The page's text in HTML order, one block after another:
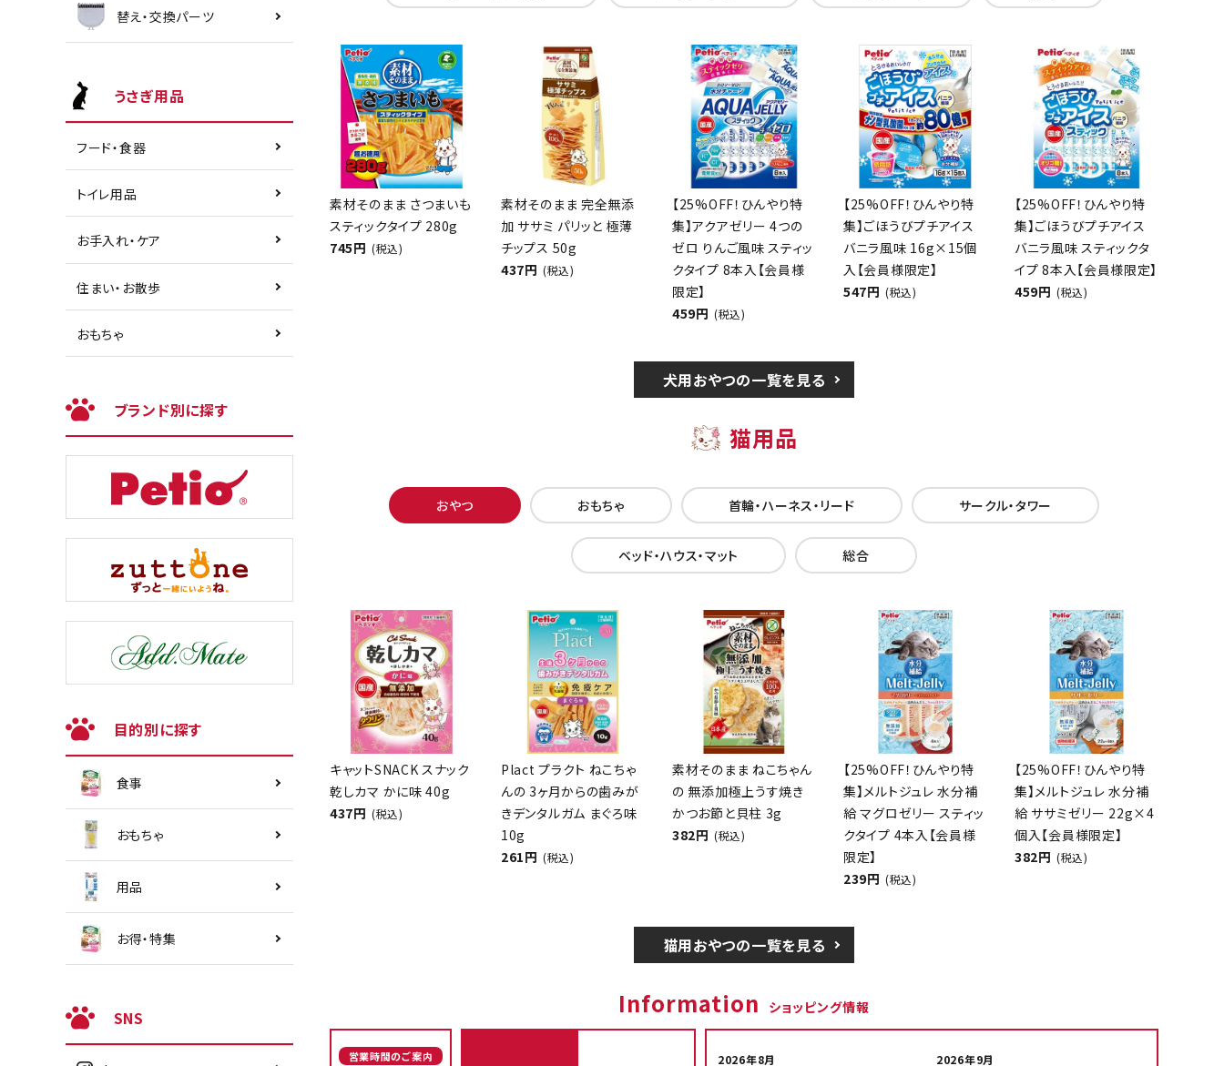
替え・交換パーツ
うさぎ用品
フード・食器
トイレ用品
お手入れ・ケア
住まい・お散歩
おもちゃ
ブランド別に探す
目的別に探す
食事
おもちゃ
用品
お得・特集
SNS
素材そのまま さつまいも
スティックタイプ 280g
745円 (税込)
素材そのまま 完全無添
加 ササミ パリッと 極薄
チップス 50g
437円 (税込)
【25%OFF！ひんやり特
集】アクアゼリー 4つの
ゼロ りんご風味 スティッ
クタイプ 8本入【会員様
限定】
459円 (税込)
【25%OFF！ひんやり特
集】ごほうびプチアイス
バニラ風味 16g×15個
入【会員様限定】
547円 (税込)
【25%OFF！ひんやり特
集】ごほうびプチアイス
バニラ風味 スティックタ
イプ 8本入【会員様限定】
459円 (税込)
犬用おやつの一覧を見る
猫用品
おやつ おもちゃ 首輪・ハーネス・リード サークル・タワー
ベッド・ハウス・マット 総合
キャットSNACK スナック
乾しカマ かに味 40g
437円 (税込)
Plact プラクト ねこちゃ
んの 3ヶ月からの歯みが
きデンタルガム まぐろ味
10g
261円 (税込)
素材そのまま ねこちゃん
の 無添加極上うす焼き
かつお節と貝柱 3g
382円 (税込)
【25%OFF！ひんやり特
集】メルトジュレ 水分補
給 マグロゼリー スティッ
クタイプ 4本入【会員様
限定】
239円 (税込)
【25%OFF！ひんやり特
集】メルトジュレ 水分補
給 ササミゼリー 22g×4
個入【会員様限定】
382円 (税込)
猫用おやつの一覧を見る
Information ショッピング情報
営業時間のご案内 2026年8月 2026年9月